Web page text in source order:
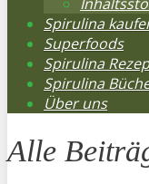
Spirulina
Superfoods
Spirulina
Spirulina
Über uns
Alle